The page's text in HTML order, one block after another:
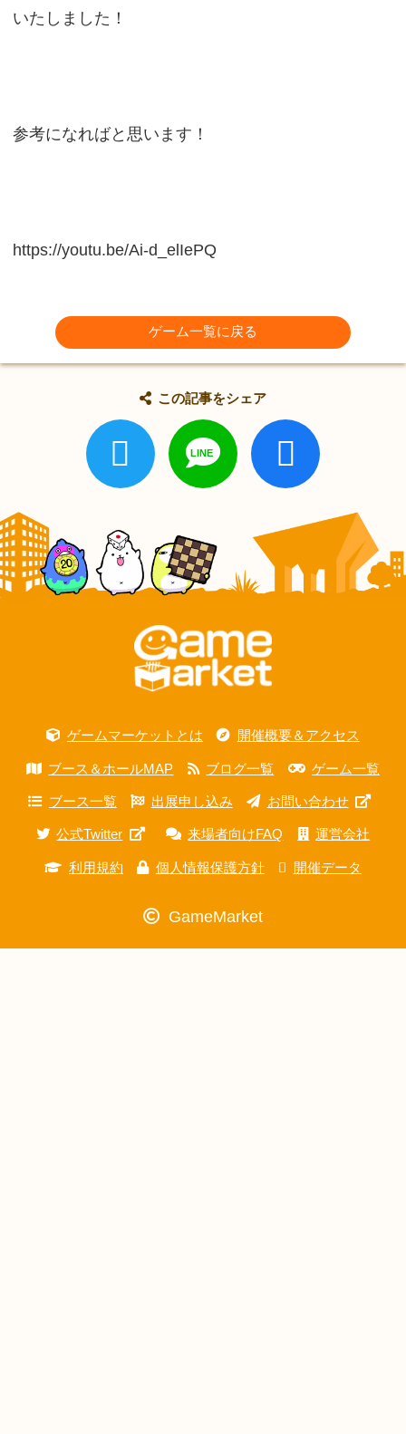
いたしました！
参考になればと思います！
https://youtu.be/Ai-d_elIePQ
ゲーム一覧に戻る
この記事をシェア
ゲームマーケットとは 開催概要＆アクセス
ブース＆ホールMAP ブログ一覧 ゲーム一覧
ブース一覧 出展申し込み お問い合わせ
公式Twitter 来場者向けFAQ 運営会社
利用規約 個人情報保護方針 開催データ
GameMarket